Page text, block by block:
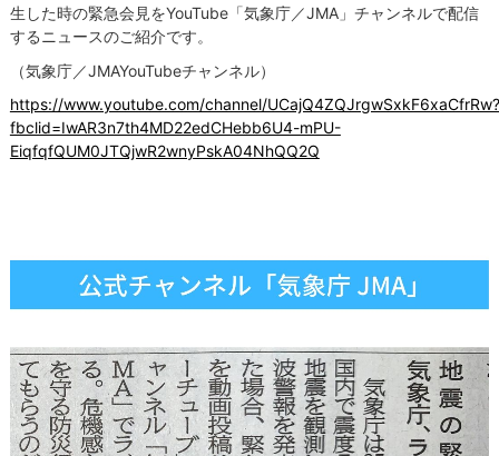
生した時の緊急会見をYouTube「気象庁／JMA」チャンネルで配信
するニュースのご紹介です。
（気象庁／JMAYouTubeチャンネル）
https://www.youtube.com/channel/UCajQ4ZQJrgwSxkF6xaCfrRw?
fbclid=IwAR3n7th4MD22edCHebb6U4-mPU-
EiqfqfQUM0JTQjwR2wnyPskA04NhQQ2Q